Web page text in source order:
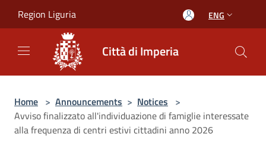
Region Liguria ENG
Città di Imperia
Home > Announcements > Notices >
Avviso finalizzato all'individuazione di famiglie interessate
alla frequenza di centri estivi cittadini anno 2026